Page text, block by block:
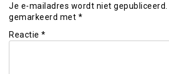
Je e-mailadres wordt niet gepubliceerd.
gemarkeerd met *
Reactie *